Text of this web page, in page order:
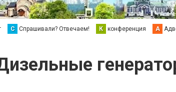
С Спрашивали? Отвечаем! К конференция А